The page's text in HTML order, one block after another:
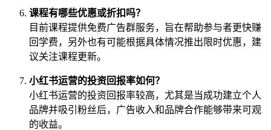
课程有哪些优惠或折扣吗？
目前课程提供免费广告群服务，旨在帮助参与者更快赚
回学费，另外也有可能根据具体情况推出限时优惠，建
议关注课程更新。
小红书运营的投资回报率如何？
小红书运营的投资回报率较高，尤其是当成功建立个人
品牌并吸引粉丝后，广告收入和品牌合作能够带来可观
的收益。